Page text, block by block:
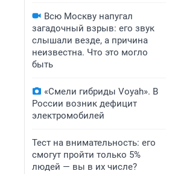
Всю Москву напугал
загадочный взрыв: его звук
слышали везде, а причина
неизвестна. Что это могло
быть
«Смели гибриды Voyah». В
России возник дефицит
электромобилей
Тест на внимательность: его
смогут пройти только 5%
людей — вы в их числе?